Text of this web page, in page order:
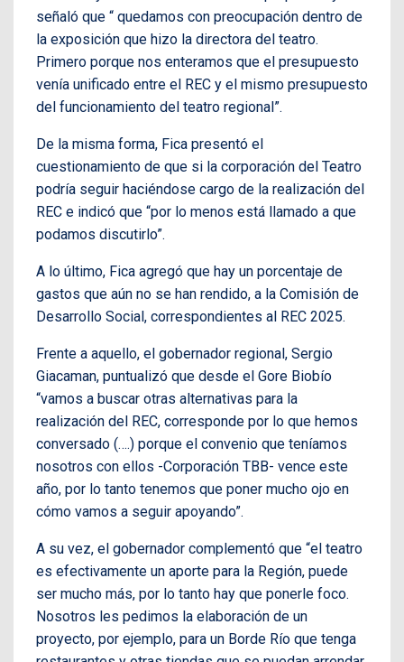
señaló que “ quedamos con preocupación dentro de
la exposición que hizo la directora del teatro.
Primero porque nos enteramos que el presupuesto
venía unificado entre el REC y el mismo presupuesto
del funcionamiento del teatro regional”.
De la misma forma, Fica presentó el
cuestionamiento de que si la corporación del Teatro
podría seguir haciéndose cargo de la realización del
REC e indicó que “por lo menos está llamado a que
podamos discutirlo”.
A lo último, Fica agregó que hay un porcentaje de
gastos que aún no se han rendido, a la Comisión de
Desarrollo Social, correspondientes al REC 2025.
Frente a aquello, el gobernador regional, Sergio
Giacaman, puntualizó que desde el Gore Biobío
“vamos a buscar otras alternativas para la
realización del REC, corresponde por lo que hemos
conversado (….) porque el convenio que teníamos
nosotros con ellos -Corporación TBB- vence este
año, por lo tanto tenemos que poner mucho ojo en
cómo vamos a seguir apoyando”.
A su vez, el gobernador complementó que “el teatro
es efectivamente un aporte para la Región, puede
ser mucho más, por lo tanto hay que ponerle foco.
Nosotros les pedimos la elaboración de un
proyecto, por ejemplo, para un Borde Río que tenga